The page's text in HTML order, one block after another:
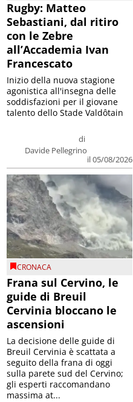
Rugby: Matteo
Sebastiani, dal ritiro
con le Zebre
all’Accademia Ivan
Francescato
di
Davide Pellegrino
il 05/08/2026
Inizio della nuova stagione
agonistica all'insegna delle
soddisfazioni per il giovane
talento dello Stade Valdôtain
CRONACA
Frana sul Cervino, le
guide di Breuil
Cervinia bloccano le
ascensioni
La decisione delle guide di
Breuil Cervinia è scattata a
seguito della frana di oggi
sulla parete sud del Cervino;
gli esperti raccomandano
massima at...